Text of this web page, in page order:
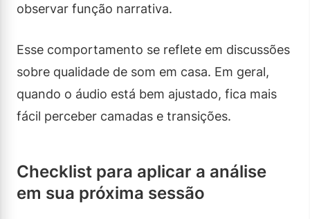
observar função narrativa.
Esse comportamento se reflete em discussões
sobre qualidade de som em casa. Em geral,
quando o áudio está bem ajustado, fica mais
fácil perceber camadas e transições.
Checklist para aplicar a análise
em sua próxima sessão